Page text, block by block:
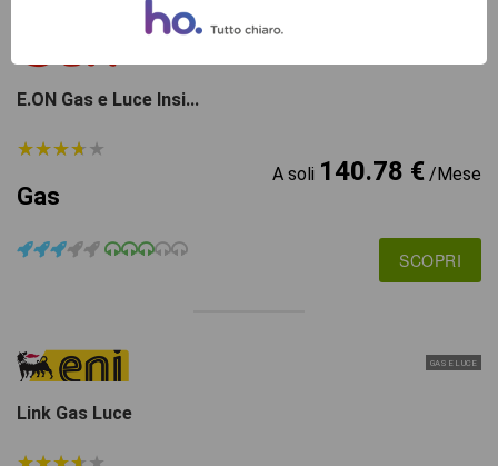
E.ON Gas e Luce Insi...
★★★★★
★★★★★
Gas
A soli 140.78 €/Mese
SCOPRI
GAS E LUCE
Link Gas Luce